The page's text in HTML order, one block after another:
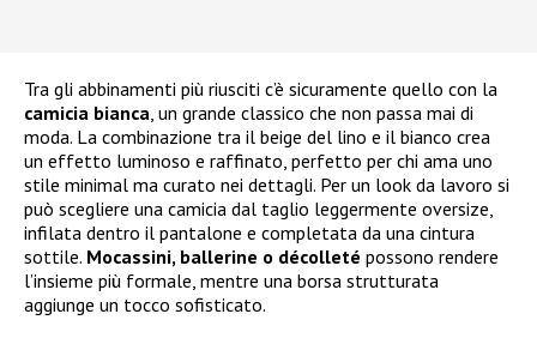
Tra gli abbinamenti più riusciti c’è sicuramente quello con la
camicia bianca , un grande classico che non passa mai di
moda. La combinazione tra il beige del lino e il bianco crea
un effetto luminoso e raffinato, perfetto per chi ama uno
stile minimal ma curato nei dettagli. Per un look da lavoro si
può scegliere una camicia dal taglio leggermente oversize,
infilata dentro il pantalone e completata da una cintura
sottile. Mocassini, ballerine o décolleté possono rendere
l’insieme più formale, mentre una borsa strutturata
aggiunge un tocco sofisticato.